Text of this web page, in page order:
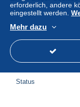
89-
Status
erforderlich, andere
eingestellt werden.
Mehr dazu